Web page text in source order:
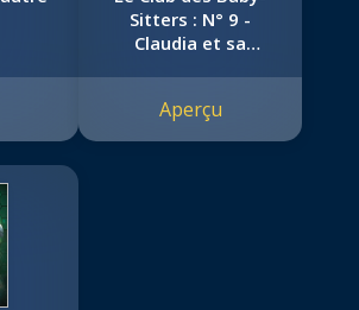
Sitters : N° 9 -
Claudia et sa
Aperçu